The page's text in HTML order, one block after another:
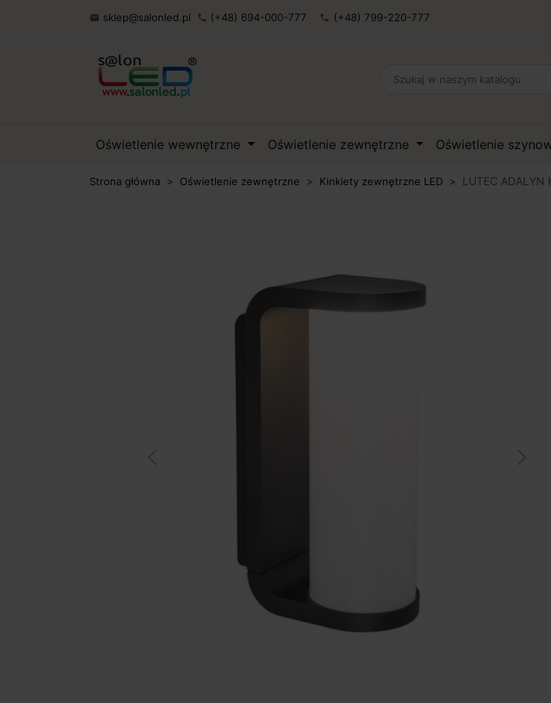
 sklep@salonled.pl phone (+48) 694-000-777 phone (+48) 799-220-777
Oświetlenie wewnętrzne Oświetlenie zewnętrzne Oświetlenie
Strona główna Oświetlenie zewnętrzne Kinkiety zewnętrzne LED LUTEC